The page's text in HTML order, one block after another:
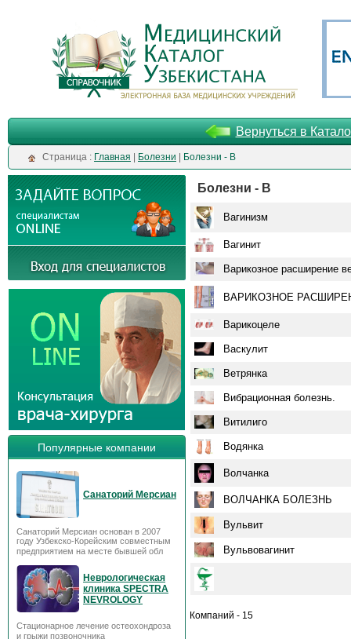
Вернуться в
Cтраница : Главная Болезни Болезни - В
Популярные компании
Санаторий Мерсиан
Санаторий Мерсиан основан в 2007
году Узбекско-Корейским совместным
предприятием на месте бывшей обл
Неврологическая
клиника SPECTRA
NEVROLOGY
Стационарное лечение остеохондроза
и грыжи позвоночника
Болезни - В
Вагинизм
Вагинит
Варикозное расширение
ВАРИКОЗНОЕ
Варикоцеле
Васкулит
Ветрянка
Вибрационная болезнь.
Витилиго
Водянка
Волчанка
ВОЛЧАНКА БОЛЕЗНЬ
Вульвит
Вульвовагинит
Компаний - 15